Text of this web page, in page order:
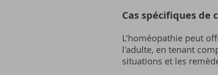
Cas spécifiques de
L'homéopathie peut
l'adulte, en tenant
situations et les